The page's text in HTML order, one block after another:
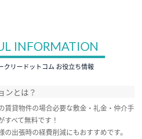
INFORMATION
クリードットコム お役立ち情報
ンとは？
賃貸物件の場合必要な敷金・礼金・仲介手
すべて無料です！
の出張時の経費削減にもおすすめです。